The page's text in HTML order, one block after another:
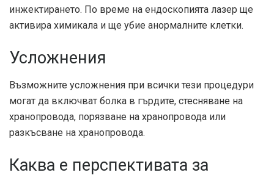
инжектирането. По време на ендоскопията лазер ще
активира химикала и ще убие анормалните клетки.
Усложнения
Възможните усложнения при всички тези процедури
могат да включват болка в гърдите, стесняване на
хранопровода, порязване на хранопровода или
разкъсване на хранопровода.
Каква е перспективата за